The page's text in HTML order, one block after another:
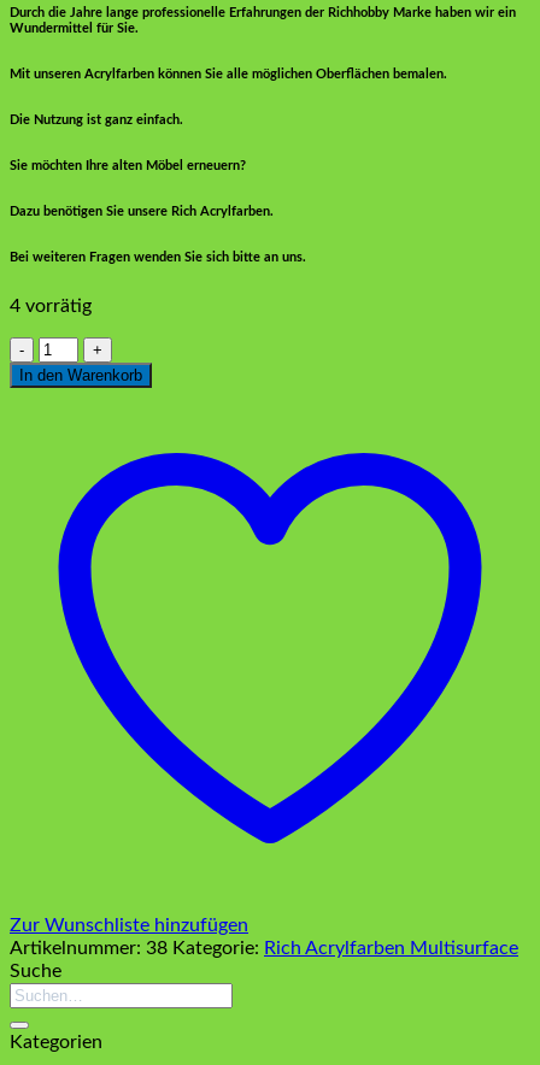
Durch die Jahre lange professionelle Erfahrungen der Richhobby Marke haben wir ein
Wundermittel für Sie.
Mit unseren Acrylfarben können Sie alle möglichen Oberflächen bemalen.
Die Nutzung ist ganz einfach.
Sie möchten Ihre alten Möbel erneuern?
Dazu benötigen Sie unsere Rich Acrylfarben.
Bei weiteren Fragen wenden Sie sich bitte an uns.
4 vorrätig
Rich
Multisurface
Acrylfarbe
Menge
In den Warenkorb
Zur Wunschliste hinzufügen
Artikelnummer: 38 Kategorie: Rich Acrylfarben Multisurface
Suche
Suchen
nach:
Kategorien